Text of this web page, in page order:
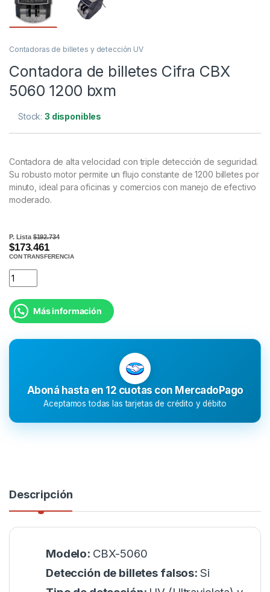
Contadoras de billetes y detección UV
Contadora de billetes Cifra CBX
5060 1200 bxm
Stock:3 disponibles
Contadora de alta velocidad con triple detección de seguridad.
Su robusto motor permite un flujo constante de 1200 billetes por
minuto, ideal para oficinas y comercios con manejo de efectivo
moderado.
P. Lista$192.734
$173.461
CON TRANSFERENCIA
Más información
Aboná hasta en 12 cuotas con MercadoPago
Aceptamos todas las tarjetas de crédito y débito
Descripción
Modelo: CBX-5060
Detección de billetes falsos: Si